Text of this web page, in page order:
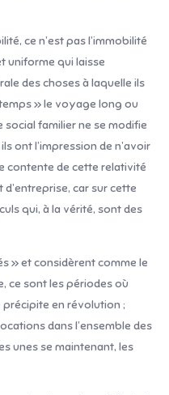
ce n’est pas l’immobilité
uniforme qui laisse
des choses à laquelle ils
» le voyage long ou
familier ne se modifie
ont l’impression de n’avoir
contente de cette relativité
car sur cette
qui, à la vérité, sont des
» et considèrent comme le
ce sont les périodes où
précipite en révolution ;
dans l’ensemble des
unes se maintenant, les